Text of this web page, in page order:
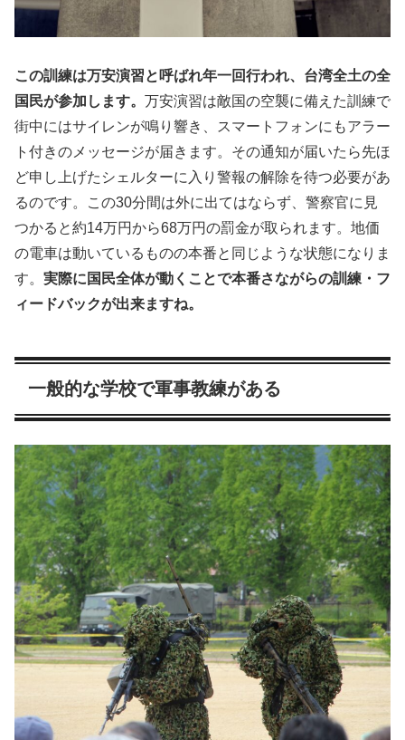
この訓練は万安演習と呼ばれ年一回行われ、台湾全土の全
国民が参加します。 万安演習は敵国の空襲に備えた訓練で
街中にはサイレンが鳴り響き、スマートフォンにもアラー
ト付きのメッセージが届きます。その通知が届いたら先ほ
ど申し上げたシェルターに入り警報の解除を待つ必要があ
るのです。この30分間は外に出てはならず、警察官に見
つかると約14万円から68万円の罰金が取られます。地価
の電車は動いているものの本番と同じような状態になりま
す。 実際に国民全体が動くことで本番さながらの訓練・フ
ィードバックが出来ますね。
一般的な学校で軍事教練がある